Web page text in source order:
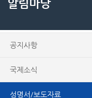
알림마당
공지사항
국제소식
성명서/보도자료